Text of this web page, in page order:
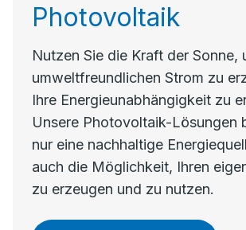
Photovoltaik
Nutzen Sie die Kraft der Sonne,
umweltfreundlichen Strom zu
Ihre Energieunabhängigkeit zu
Unsere Photovoltaik-Lösungen
nur eine nachhaltige
auch die Möglichkeit, Ihren
zu erzeugen und zu nutzen.